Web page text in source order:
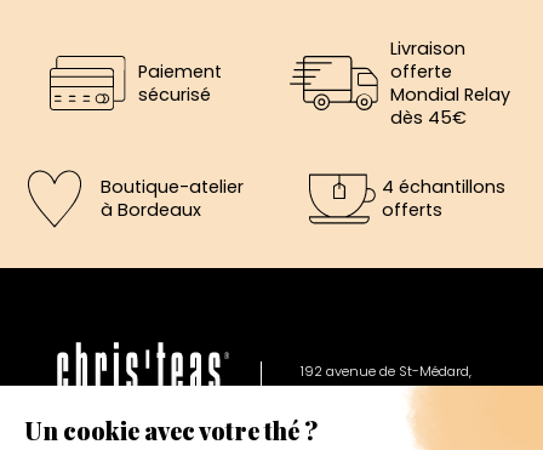
Paiement
sécurisé
Livraison
offerte
Mondial Relay
dès 45€
Boutique-atelier
à Bordeaux
4 échantillons
offerts
192 avenue de St-Médard,
Eysines
Du lundi au vendredi de 12h à 19h
5€ offerts sur votre prochaine
commande
Inscrivez vous a notre newsletter et recevez
immédiatement un bon de réduction de 5€.